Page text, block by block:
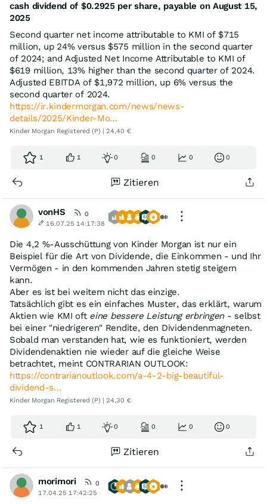
cash dividend of $0.2925 per share, payable on August 15,
2025
Second quarter net income attributable to KMI of $715
million, up 24% versus $575 million in the second quarter
of 2024; and Adjusted Net Income Attributable to KMI of
$619 million, 13% higher than the second quarter of 2024.
Adjusted EBITDA of $1,972 million, up 6% versus the
second quarter of 2024.
https://ir.kindermorgan.com/news/news-
details/2025/Kinder-Mo…
Kinder Morgan Registered (P) | 24,40 €
1 1 0 0 0 0
Zitieren
vonHS
0
16.07.25 14:17:38
Die 4,2 %-Ausschüttung von Kinder Morgan ist nur ein
Beispiel für die Art von Dividende, die Einkommen - und Ihr
Vermögen - in den kommenden Jahren stetig steigern
kann.
Aber es ist bei weitem nicht das einzige.
Tatsächlich gibt es ein einfaches Muster, das erklärt, warum
Aktien wie KMI oft eine bessere Leistung erbringen- selbst
bei einer "niedrigeren" Rendite, den Dividendenmagneten.
Sobald man verstanden hat, wie es funktioniert, werden
Dividendenaktien nie wieder auf die gleiche Weise
betrachtet, meint CONTRARIAN OUTLOOK:
https://contrarianoutlook.com/a-4-2-big-beautiful-
dividend-s…
Kinder Morgan Registered (P) | 24,30 €
1 1 0 0 0 0
Zitieren
morimori
0
17.04.25 17:42:25